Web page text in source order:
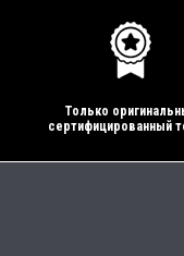
Только
сертифицированный